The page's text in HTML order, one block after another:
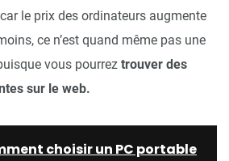
le prix des ordinateurs augmente
ce n’est quand même pas une
vous pourrez trouver des
sur le web.
choisir un PC portable